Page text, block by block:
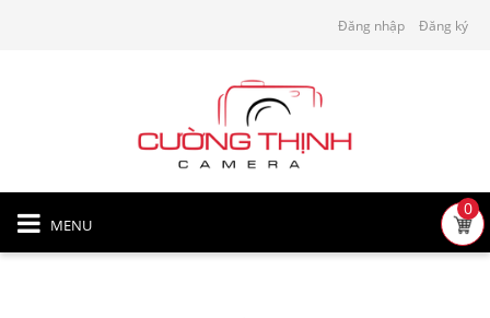
Đăng nhập Đăng ký
MENU
0